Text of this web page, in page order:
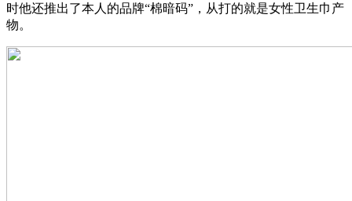
时他还推出了本人的品牌“棉暗码”，从打的就是女性卫生巾产
物。